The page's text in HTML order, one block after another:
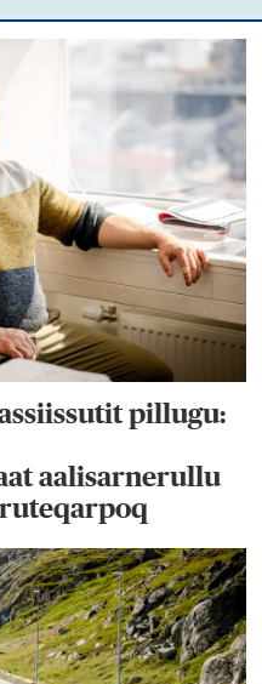
pillugu:
aalisarnerullu